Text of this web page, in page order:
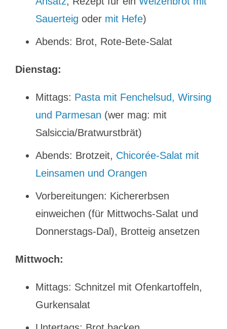
Sauerteig oder mit Hefe)
Abends: Brot, Rote-Bete-Salat
Dienstag:
Mittags: Pasta mit Fenchelsud, Wirsing
und Parmesan (wer mag: mit
Salsiccia/Bratwurstbrät)
Abends: Brotzeit, Chicorée-Salat mit
Leinsamen und Orangen
Vorbereitungen: Kichererbsen
einweichen (für Mittwochs-Salat und
Donnerstags-Dal), Brotteig ansetzen
Mittwoch:
Mittags: Schnitzel mit Ofenkartoffeln,
Gurkensalat